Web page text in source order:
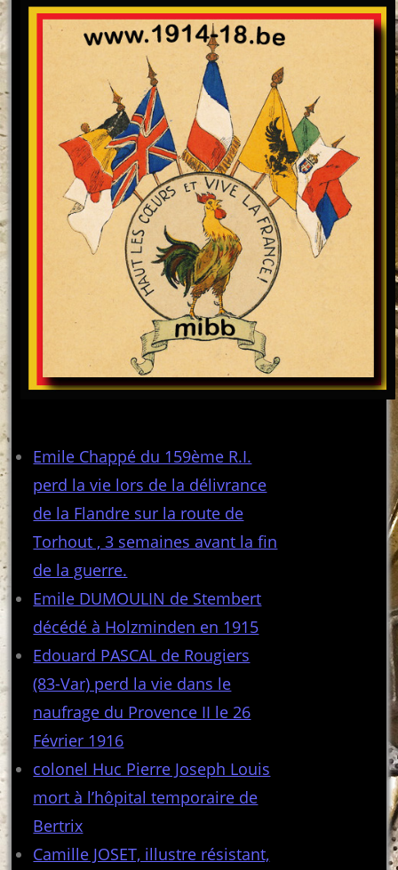
Emile Chappé du 159ème R.I.
perd la vie lors de la délivrance
de la Flandre sur la route de
Torhout , 3 semaines avant la fin
de la guerre.
Emile DUMOULIN de Stembert
décédé à Holzminden en 1915
Edouard PASCAL de Rougiers
(83-Var) perd la vie dans le
naufrage du Provence II le 26
Février 1916
colonel Huc Pierre Joseph Louis
mort à l’hôpital temporaire de
Bertrix
Camille JOSET, illustre résistant,